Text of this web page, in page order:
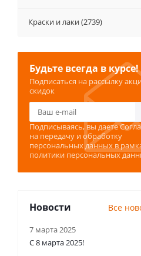
Краски и лаки (2739)
Будьте всегда в курсе!
Подписаться на рассылку
скидок
Подписываясь, вы даете
на передачу и обработку
персональных данных в
политики персональных
Новости Все
7 марта 2025
С 8 марта 2025!